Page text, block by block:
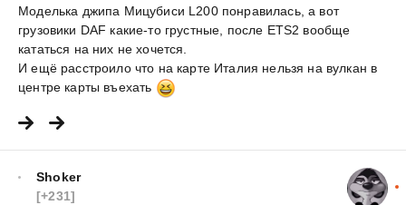
Моделька джипа Мицубиси L200 понравилась, а вот
грузовики DAF какие-то грустные, после ETS2 вообще
кататься на них не хочется.
И ещё расстроило что на карте Италия нельзя на вулкан в
центре карты въехать
Shoker
[+231]